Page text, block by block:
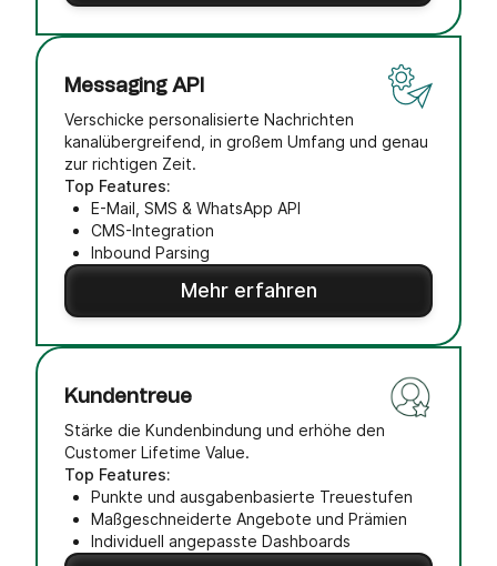
Messaging API
Verschicke personalisierte Nachrichten
kanalübergreifend, in großem Umfang und genau
zur richtigen Zeit.
Top Features:
E-Mail, SMS & WhatsApp API
CMS-Integration
Inbound Parsing
Mehr erfahren
Kundentreue
Stärke die Kundenbindung und erhöhe den
Customer Lifetime Value.
Top Features:
Punkte und ausgabenbasierte Treuestufen
Maßgeschneiderte Angebote und Prämien
Individuell angepasste Dashboards